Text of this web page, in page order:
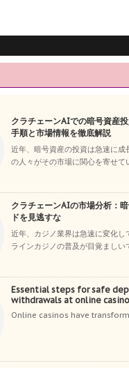
クラチェーンAIでの暗号資産
手順と市場情報を徹底解説
近年、暗号資産の投資は急速に成
の人々がその市場に関心を寄せて
クラチェーンAIの市場分析：
ドを見逃すな
近年、カジノ業界は急速に変化し
ラインカジノの普及が目覚ましい
Essential steps for safe
withdrawals at online
Online casinos have